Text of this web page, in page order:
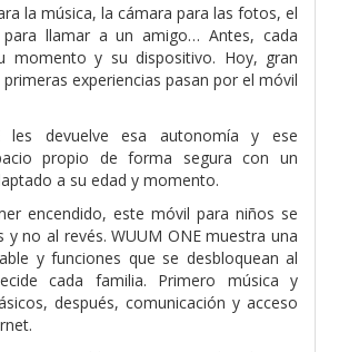
la música, la cámara para las fotos, el
llamar a un amigo… Antes, cada
momento y su dispositivo. Hoy, gran
experiencias pasan por el móvil
les devuelve esa autonomía y ese
propio de forma segura con un
a su edad y momento.
encendido, este móvil para niños se
y no al revés. WUUM ONE muestra una
y funciones que se desbloquean al
cada familia. Primero música y
después, comunicación y acceso